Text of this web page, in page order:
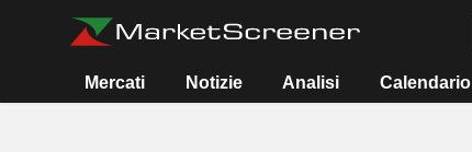
Mercati Notizie Analisi Calendario